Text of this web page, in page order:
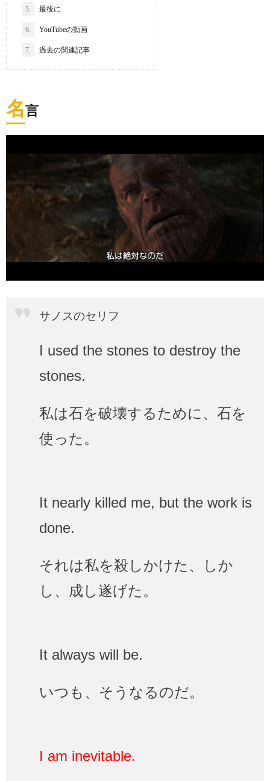
5. 最後に
6. YouTubeの動画
7. 過去の関連記事
名言
サノスのセリフ
I used the stones to destroy the
stones.
私は石を破壊するために、石を
使った。
It nearly killed me, but the work is
done.
それは私を殺しかけた、しか
し、成し遂げた。
It always will be.
いつも、そうなるのだ。
I am inevitable.